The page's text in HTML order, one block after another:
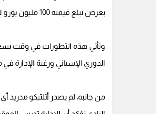
بعرض تبلغ قيمته 100 مليون يورو لإقناع أتلتيكو مدريد بالتخلي عن أحد أبرز نجومه.
وتأتي هذه التطورات في وقت
الدوري الإسباني ورغبة الإدارة
من جانبه، لم يصدر أتلتيكو